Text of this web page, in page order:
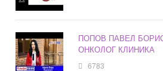
ПОПОВ ПАВЕЛ
ОНКОЛОГ КЛИНИКА
6783